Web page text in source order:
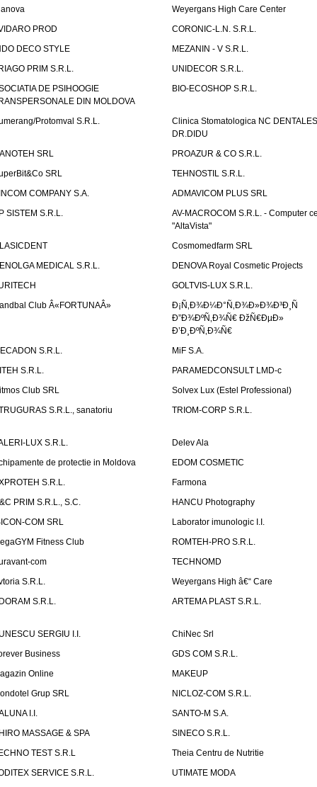
Weyergans High Care Center
PROD
CORONIC-L.N. S.R.L.
DECO STYLE
MEZANIN - V S.R.L.
PRIM S.R.L.
UNIDECOR S.R.L.
DE PSIHOOGIE
DIN MOLDOVA
BIO-ECOSHOP S.R.L.
Protomval S.R.L.
Clinica Stomatologica NC DENTALES
DR.DIDU
SRL
PROAZUR & CO S.R.L.
SRL
TEHNOSTIL S.R.L.
COMPANY S.A.
ADMAVICOM PLUS SRL
SISTEM S.R.L.
AV-MACROCOM S.R.L. - Computer
"AltaVista"
Cosmomedfarm SRL
MEDICAL S.R.L.
DENOVA Royal Cosmetic Projects
GOLTVIS-LUX S.R.L.
Club Â«FORTUNAÂ»
Ð¡Ñ‚Ð¾Ð¼Ð°Ñ‚Ð¾Ð»Ð¾Ð³Ð¸Ñ
Ð”Ð¾ÐºÑ‚Ð¾Ñ€ ÐžÑ€ÐµÐ»
Ð’Ð¸ÐºÑ‚Ð¾Ñ€
S.R.L.
MiF S.A.
S.R.L.
PARAMEDCONSULT LMD-c
Club SRL
Solvex Lux (Estel Professional)
S.R.L., sanatoriu
TRIOM-CORP S.R.L.
LUX S.R.L.
Delev Ala
de protectie in Moldova
EDOM COSMETIC
S.R.L.
Farmona
PRIM S.R.L., S.C.
HANCU Photography
COM SRL
Laborator imunologic I.I.
Fitness Club
ROMTEH-PRO S.R.L.
com
TECHNOMD
S.R.L.
Weyergans High â€“ Care
S.R.L.
ARTEMA PLAST S.R.L.
SERGIU I.I.
ChiNec Srl
Business
GDS COM S.R.L.
Online
MAKEUP
Grup SRL
NICLOZ-COM S.R.L.
I.I.
SANTO-M S.A.
MASSAGE & SPA
SINECO S.R.L.
TEST S.R.L
Theia Centru de Nutritie
SERVICE S.R.L.
UTIMATE MODA